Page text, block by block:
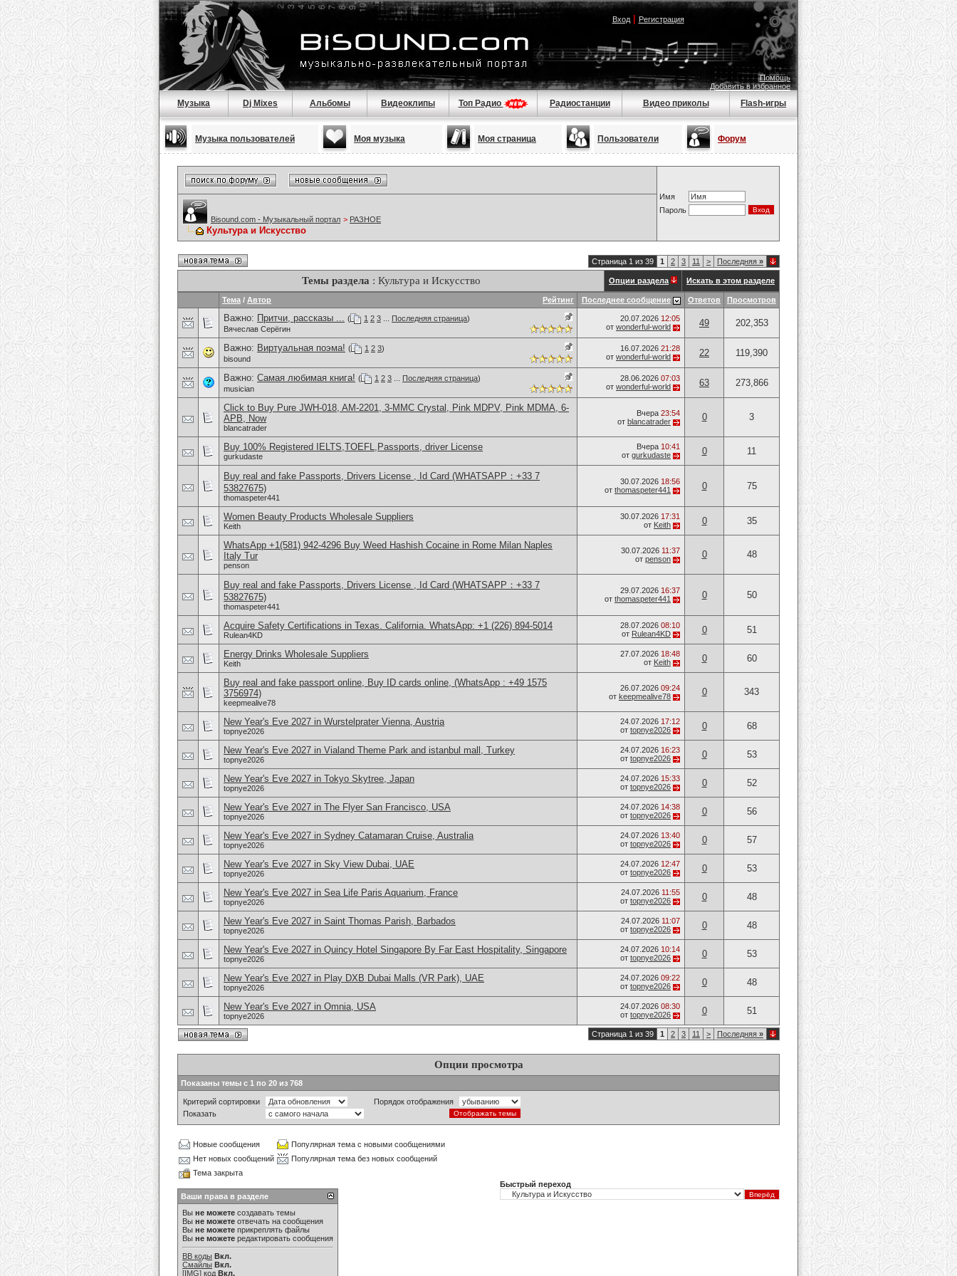
Вход| Регистрация
Помощь
Добавить в избранное
Музыка Dj Mixes Альбомы Видеоклипы Топ Радио Радиостанции Видео приколы Flash-игры
Музыка пользователей Моя музыка Моя страница Пользователи Форум
Имя
Пароль
Bisound.com - Музыкальный портал > РАЗНОЕ
Культура и Искусство
Страница 1 из 39 1 2 3 11 > Последняя »
Темы раздела : Культура и Искусство Опции раздела Искать в этом разделе
Рейтинг
Тема / Автор Последнее сообщение Ответов Просмотров
Важно: Притчи, рассказы ... ( 1 2 3 Последняя страница)
Вячеслав Серёгин
20.07.2026 12:05
от wonderful-world 49 202,353
Важно: Виртуальная поэма! ( 1 2 3)
bisound
16.07.2026 21:28
от wonderful-world 22 119,390
Важно: Самая любимая книга! ( 1 2 3 Последняя страница)
musician
28.06.2026 07:03
от wonderful-world 63 273,866
Click to Buy Pure JWH-018, AM-2201, 3-MMC Crystal, Pink MDPV, Pink MDMA, 6-
APB, Now
blancatrader
Вчера 23:54
от blancatrader 0 3
Buy 100% Registered IELTS,TOEFL,Passports, driver License
gurkudaste
Вчера 10:41
от gurkudaste 0 11
Buy real and fake Passports, Drivers License , Id Card (WHATSAPP：+33 7
53827675)
thomaspeter441
30.07.2026 18:56
от thomaspeter441 0 75
Women Beauty Products Wholesale Suppliers
Keith
30.07.2026 17:31
от Keith 0 35
WhatsApp +1(581) 942-4296 Buy Weed Hashish Cocaine in Rome Milan Naples
Italy Tur
penson
30.07.2026 11:37
от penson 0 48
Buy real and fake Passports, Drivers License , Id Card (WHATSAPP：+33 7
53827675)
thomaspeter441
29.07.2026 16:37
от thomaspeter441 0 50
Acquire Safety Certifications in Texas. California. WhatsApp: +1 (226) 894-5014
Rulean4KD
28.07.2026 08:10
от Rulean4KD 0 51
Energy Drinks Wholesale Suppliers
Keith
27.07.2026 18:48
от Keith 0 60
Buy real and fake passport online, Buy ID cards online, (WhatsApp : +49 1575
3756974)
keepmealive78
26.07.2026 09:24
от keepmealive78 0 343
New Year's Eve 2027 in Wurstelprater Vienna, Austria
topnye2026
24.07.2026 17:12
от topnye2026 0 68
New Year's Eve 2027 in Vialand Theme Park and istanbul mall, Turkey
topnye2026
24.07.2026 16:23
от topnye2026 0 53
New Year's Eve 2027 in Tokyo Skytree, Japan
topnye2026
24.07.2026 15:33
от topnye2026 0 52
New Year's Eve 2027 in The Flyer San Francisco, USA
topnye2026
24.07.2026 14:38
от topnye2026 0 56
New Year's Eve 2027 in Sydney Catamaran Cruise, Australia
topnye2026
24.07.2026 13:40
от topnye2026 0 57
New Year's Eve 2027 in Sky View Dubai, UAE
topnye2026
24.07.2026 12:47
от topnye2026 0 53
New Year's Eve 2027 in Sea Life Paris Aquarium, France
topnye2026
24.07.2026 11:55
от topnye2026 0 48
New Year's Eve 2027 in Saint Thomas Parish, Barbados
topnye2026
24.07.2026 11:07
от topnye2026 0 48
New Year's Eve 2027 in Quincy Hotel Singapore By Far East Hospitality, Singapore
topnye2026
24.07.2026 10:14
от topnye2026 0 53
New Year's Eve 2027 in Play DXB Dubai Malls (VR Park), UAE
topnye2026
24.07.2026 09:22
от topnye2026 0 48
New Year's Eve 2027 in Omnia, USA
topnye2026
24.07.2026 08:30
от topnye2026 0 51
Страница 1 из 39 1 2 3 11 > Последняя »
Опции просмотра
Показаны темы с 1 по 20 из 768
Критерий сортировки
Порядок отображения
Показать
Новые сообщения
Популярная тема с новыми сообщениями
Нет новых сообщений
Популярная тема без новых сообщений
Тема закрыта
Ваши права в разделе
Вы не можете создавать темы
Вы не можете отвечать на сообщения
Вы не можете прикреплять файлы
Вы не можете редактировать сообщения
BB коды Вкл.
Смайлы Вкл.
[IMG] код Вкл.
Быстрый переход